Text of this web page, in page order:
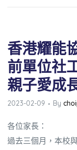
香港耀能
前單位社
親子愛成
2023-02-09 By
各位家長：
過去三個月，本校